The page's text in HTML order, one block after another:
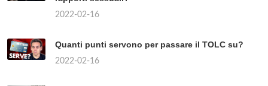
2022-02-16
Quanti punti servono per passare il TOLC su?
2022-02-16